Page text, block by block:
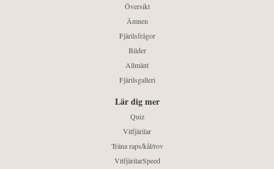
Översikt
Ämnen
Fjärilsfrågor
Bilder
Allmänt
Fjärilsgalleri
Lär dig mer
Quiz
Vitfjärilar
Träna raps/kål/rov
VitfjärilarSpeed